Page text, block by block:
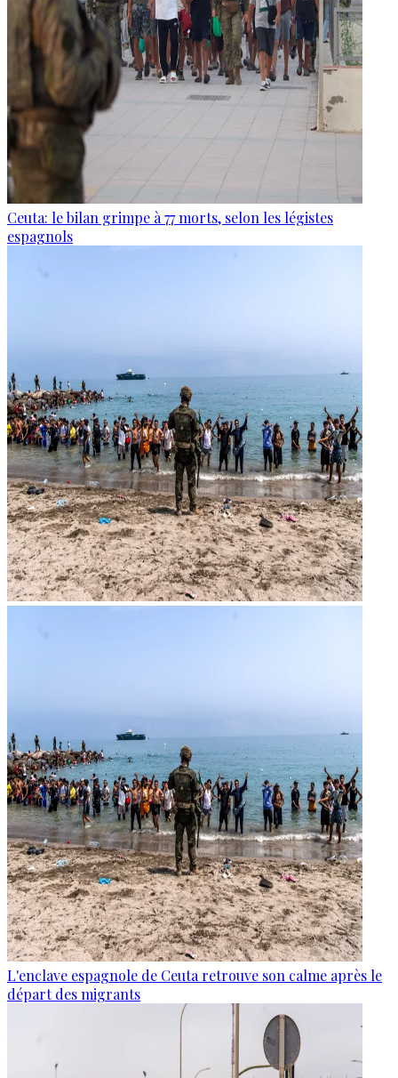
Ceuta: le bilan grimpe à 77 morts, selon les légistes
espagnols
L'enclave espagnole de Ceuta retrouve son calme après le
départ des migrants